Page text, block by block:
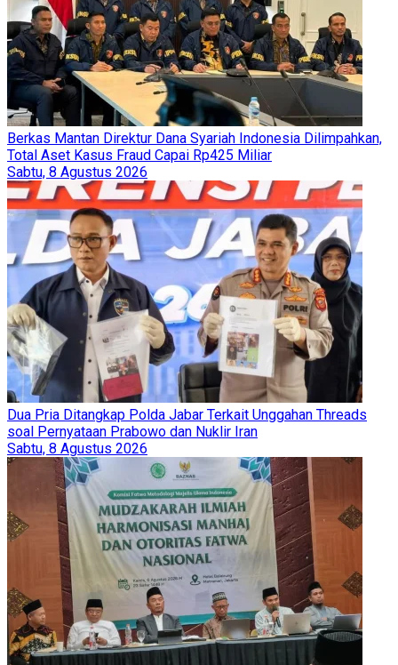
Berkas Mantan Direktur Dana Syariah Indonesia Dilimpahkan,
Total Aset Kasus Fraud Capai Rp425 Miliar
Sabtu, 8 Agustus 2026
Dua Pria Ditangkap Polda Jabar Terkait Unggahan Threads
soal Pernyataan Prabowo dan Nuklir Iran
Sabtu, 8 Agustus 2026